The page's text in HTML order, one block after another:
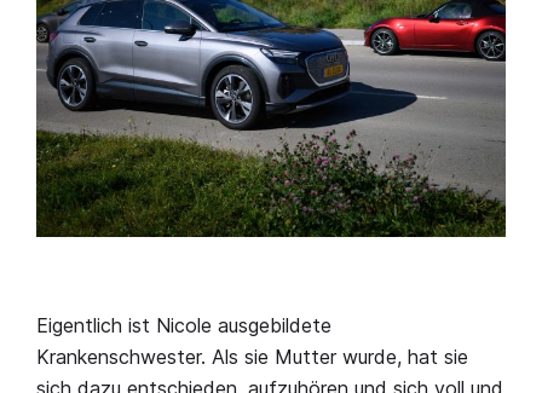
Eigentlich ist Nicole ausgebildete
Krankenschwester. Als sie Mutter wurde, hat sie
sich dazu entschieden, aufzuhören und sich voll und